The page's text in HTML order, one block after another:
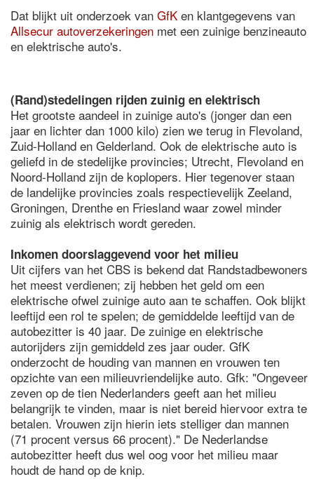
Dat blijkt uit onderzoek van GfK en klantgegevens van
Allsecur autoverzekeringen met een zuinige benzineauto
en elektrische auto's.
(Rand)stedelingen rijden zuinig en elektrisch
Het grootste aandeel in zuinige auto's (jonger dan een
jaar en lichter dan 1000 kilo) zien we terug in Flevoland,
Zuid-Holland en Gelderland. Ook de elektrische auto is
geliefd in de stedelijke provincies; Utrecht, Flevoland en
Noord-Holland zijn de koplopers. Hier tegenover staan
de landelijke provincies zoals respectievelijk Zeeland,
Groningen, Drenthe en Friesland waar zowel minder
zuinig als elektrisch wordt gereden.
Inkomen doorslaggevend voor het milieu
Uit cijfers van het CBS is bekend dat Randstadbewoners
het meest verdienen; zij hebben het geld om een
elektrische ofwel zuinige auto aan te schaffen. Ook blijkt
leeftijd een rol te spelen; de gemiddelde leeftijd van de
autobezitter is 40 jaar. De zuinige en elektrische
autorijders zijn gemiddeld zes jaar ouder. GfK
onderzocht de houding van mannen en vrouwen ten
opzichte van een milieuvriendelijke auto. Gfk: "Ongeveer
zeven op de tien Nederlanders geeft aan het milieu
belangrijk te vinden, maar is niet bereid hiervoor extra te
betalen. Vrouwen zijn hierin iets stelliger dan mannen
(71 procent versus 66 procent)." De Nederlandse
autobezitter heeft dus wel oog voor het milieu maar
houdt de hand op de knip.